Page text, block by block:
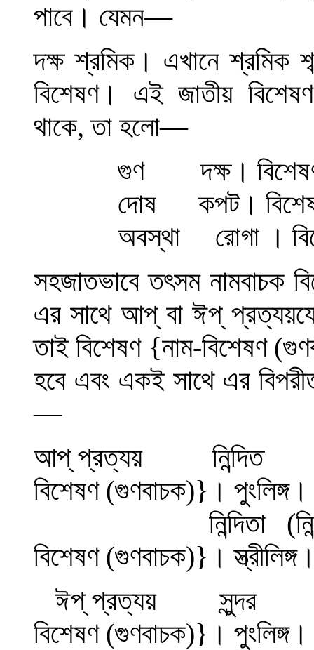
পাবে । যেমন—
দক্ষ শ্রমিক। এখানে শ্রমিক
বিশেষণ। এই জাতীয়
থাকে, তা হলো—
গুণ দক্ষ।
দোষ কপট ।
অবস্থা রোগা ।
সহজাতভাবে তৎসম নামবাচক
এর সাথে আপ্ বা ঈপ্
তাই বিশেষণ {নাম-বিশেষণ
হবে এবং একই সাথে এর
—
আপ্ প্রত্যয়
বিশেষণ (গুণবাচক)} । পুংলিঙ্গ
নিন্দিতা (
বিশেষণ (গুণবাচক)} ।স্ত্রীলিঙ্গ
ঈপ্ প্রত্যয়
বিশেষণ (গুণবাচক)} । পুংলিঙ্গ